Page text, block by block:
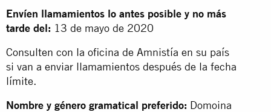
Envíen llamamientos lo antes posible y no más
tarde del: 13 de mayo de 2020
Consulten con la oficina de Amnistía en su país
si van a enviar llamamientos después de la fecha
límite.
Nombre y género gramatical preferido: Domoina